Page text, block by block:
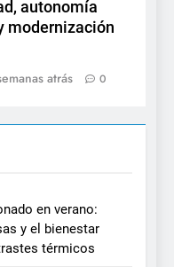
autonomía
modernización
atrás 0
en verano:
y el bienestar
térmicos